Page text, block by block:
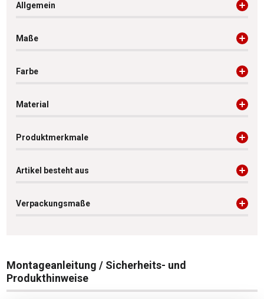
Allgemein
Maße
Farbe
Material
Produktmerkmale
Artikel besteht aus
Verpackungsmaße
Montageanleitung / Sicherheits- und
Produkthinweise